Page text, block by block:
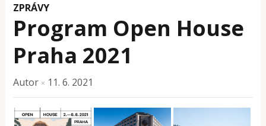
ZPRÁVY
Program Open House
Praha 2021
Autor × 11. 6. 2021